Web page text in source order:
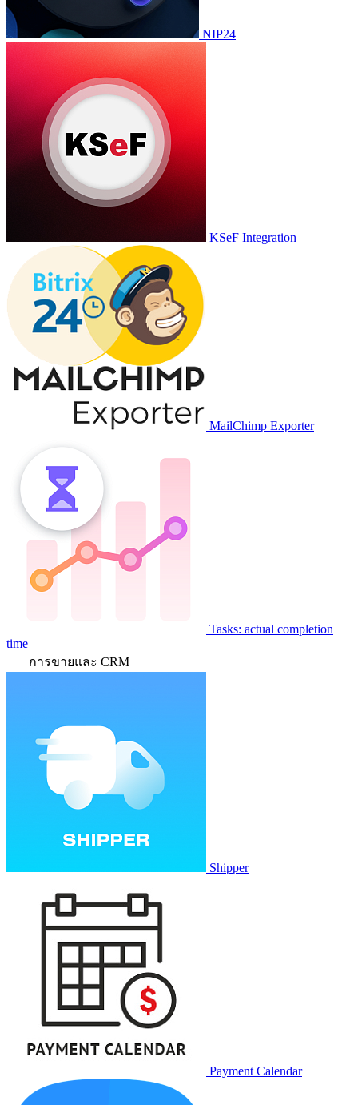
NIP24
KSeF Integration
MailChimp Exporter
Tasks: actual completion
time
การขายและ CRM
Shipper
Payment Calendar